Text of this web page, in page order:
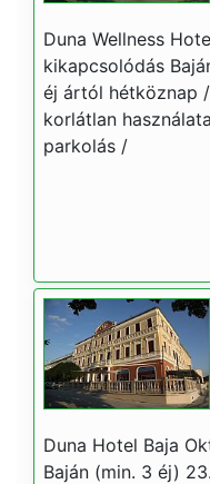
Duna Wellness
kikapcsolódás
éj ártól hétköznap
korlátlan
parkolás /
Duna Hotel Baja
Baján (min. 3 éj)